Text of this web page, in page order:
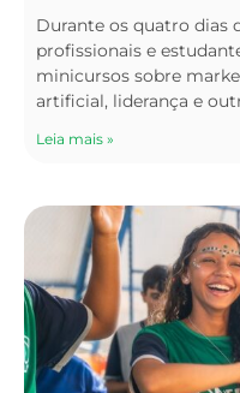
Durante os quatro dias
profissionais e
minicursos sobre
artificial, liderança e
Leia mais »